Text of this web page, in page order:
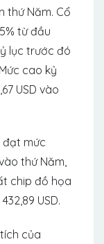
thứ Năm. Cổ
từ đầu
lục trước đó
cao kỷ
USD vào
đạt mức
thứ Năm,
chip đồ họa
USD.
của